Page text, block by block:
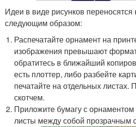
Идеи в виде рисунков переносятся
следующим образом:
Распечатайте орнамент на
изображения превышают
обратитесь в ближайший
есть плоттер, либо разбейте
печатайте на отдельных листах.
скотчем.
Приложите бумагу с орнаментом
листы между собой прозрачным